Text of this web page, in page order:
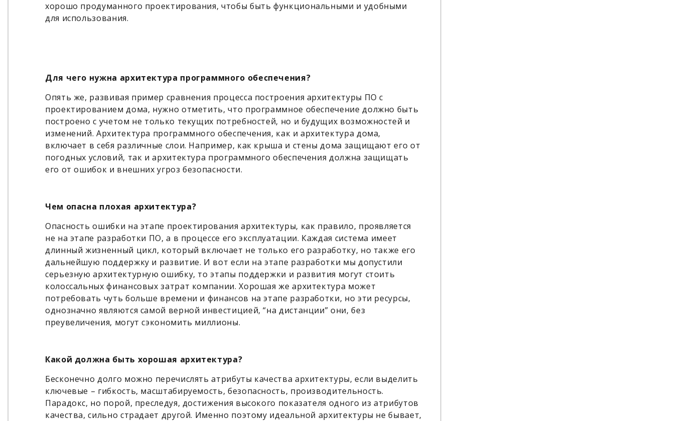
хорошо продуманного проектирования, чтобы быть функциональными и удобными
для использования.
Для чего нужна архитектура программного обеспечения?
Опять же, развивая пример сравнения процесса построения архитектуры ПО с
проектированием дома, нужно отметить, что программное обеспечение должно быть
построено с учетом не только текущих потребностей, но и будущих возможностей и
изменений. Архитектура программного обеспечения, как и архитектура дома,
включает в себя различные слои. Например, как крыша и стены дома защищают его от
погодных условий, так и архитектура программного обеспечения должна защищать
его от ошибок и внешних угроз безопасности.
Чем опасна плохая архитектура?
Опасность ошибки на этапе проектирования архитектуры, как правило, проявляется
не на этапе разработки ПО, а в процессе его эксплуатации. Каждая система имеет
длинный жизненный цикл, который включает не только его разработку, но также его
дальнейшую поддержку и развитие. И вот если на этапе разработки мы допустили
серьезную архитектурную ошибку, то этапы поддержки и развития могут стоить
колоссальных финансовых затрат компании. Хорошая же архитектура может
потребовать чуть больше времени и финансов на этапе разработки, но эти ресурсы,
однозначно являются самой верной инвестицией, “на дистанции” они, без
преувеличения, могут сэкономить миллионы.
Какой должна быть хорошая архитектура?
Бесконечно долго можно перечислять атрибуты качества архитектуры, если выделить
ключевые – гибкость, масштабируемость, безопасность, производительность.
Парадокс, но порой, преследуя, достижения высокого показателя одного из атрибутов
качества, сильно страдает другой. Именно поэтому идеальной архитектуры не бывает,